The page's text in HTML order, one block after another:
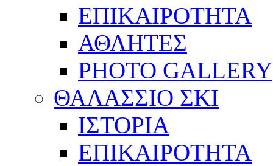
ΕΠΙΚΑΙΡΟΤΗΤΑ
ΑΘΛΗΤΕΣ
PHOTO GALLERY
ΘΑΛΑΣΣΙΟ ΣΚΙ
ΙΣΤΟΡΙΑ
ΕΠΙΚΑΙΡΟΤΗΤΑ